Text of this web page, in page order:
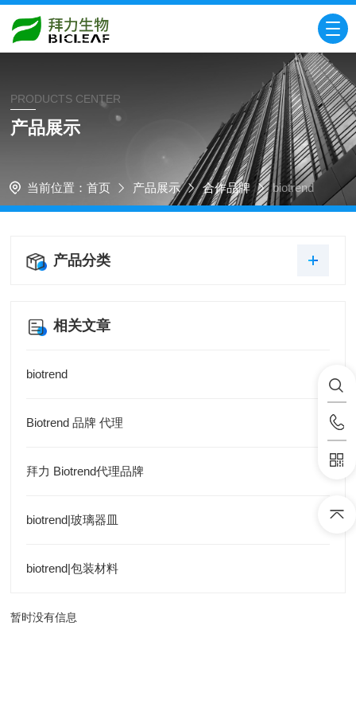
PRODUCTS CENTER
产品展示
当前位置： 首页 产品展示 合作品牌 biotrend
产品分类
相关文章
biotrend
Biotrend 品牌 代理
拜力 Biotrend代理品牌
biotrend|玻璃器皿
biotrend|包装材料
暂时没有信息